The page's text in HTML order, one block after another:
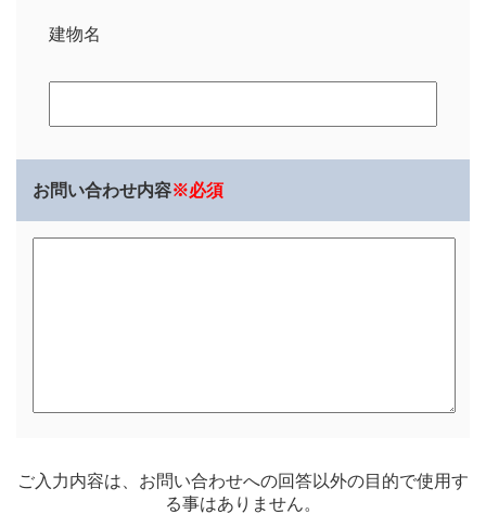
建物名
お問い合わせ内容※必須
ご入力内容は、お問い合わせへの回答以外の目的で使用す
る事はありません。